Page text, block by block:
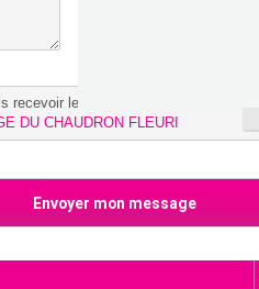
recevoir les informations de :
DU CHAUDRON FLEURI